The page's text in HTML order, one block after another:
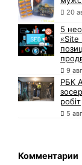
20
5
9
РБК
робіт
5
Комментарии